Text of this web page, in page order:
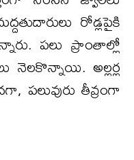
రోడ్లపైకి
పలు ప్రాంతాల్లో
నెలకొన్నాయి. అల్లర్ల
పలువురు తీవ్రంగా